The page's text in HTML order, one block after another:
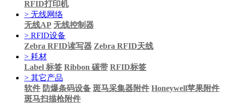
RFID打印机
> 无线网络
无线AP 无线控制器
> RFID设备
Zebra RFID读写器 Zebra RFID天线
> 耗材
Label 标签 Ribbon 碳带 RFID标签
> 其它产品
软件 防爆条码设备 斑马采集器附件 Honeywell苹果附件
斑马扫描枪附件